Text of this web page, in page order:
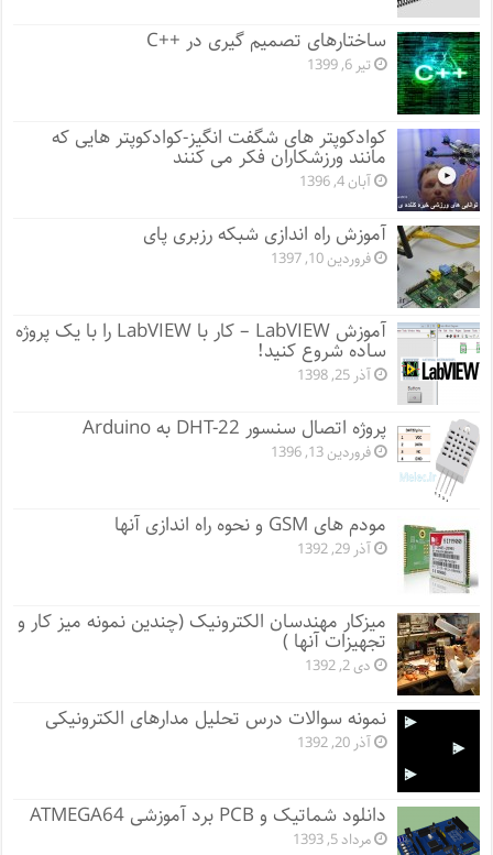
ساختارهای تصمیم گیری در ++C
تیر 6, 1399
کوادکوپتر های شگفت انگیز-کوادکوپتر هایی که
مانند ورزشکاران فکر می کنند
آبان 4, 1396
آموزش راه اندازی شبکه رزبری پای
فروردین 10, 1397
آموزش LabVIEW – کار با LabVIEW را با یک پروژه
ساده شروع کنید!
آذر 25, 1398
پروژه اتصال سنسور DHT-22 به Arduino
فروردین 13, 1396
مودم های GSM و نحوه راه اندازی آنها
آذر 29, 1392
میزکار مهندسان الکترونیک (چندین نمونه میز کار و
تجهیزات آنها )
دی 2, 1392
نمونه سوالات درس تحلیل مدارهای الکترونیکی
آذر 20, 1392
دانلود شماتیک و PCB برد آموزشی ATMEGA64
مرداد 5, 1393